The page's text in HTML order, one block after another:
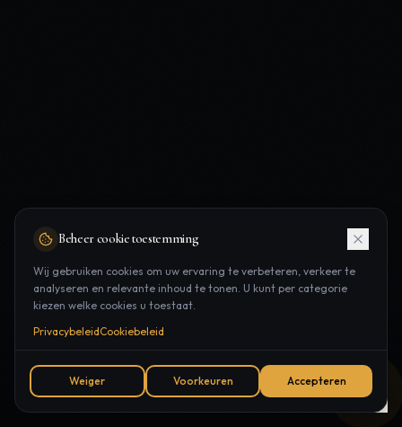
ONTDEK MEER
Beheer cookie toestemming
Wij gebruiken cookies om uw ervaring te verbeteren, verkeer te
analyseren en relevante inhoud te tonen. U kunt per categorie
kiezen welke cookies u toestaat.
PrivacybeleidCookiebeleid
Weiger Voorkeuren Accepteren